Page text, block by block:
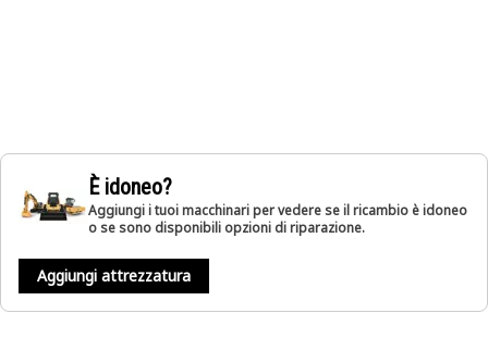
È idoneo?
Aggiungi i tuoi macchinari per vedere se il ricambio è idoneo
o se sono disponibili opzioni di riparazione.
Aggiungi attrezzatura